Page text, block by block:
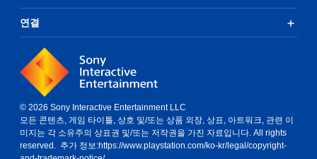
연결
© 2026 Sony Interactive Entertainment LLC
모든 콘텐츠, 게임 타이틀, 상호 및/또는 상품 외장, 상표, 아트워크, 관련 이
미지는 각 소유주의 상표권 및/또는 저작권을 가진 자료입니다. All rights
reserved. 추가 정보:https://www.playstation.com/ko-kr/legal/copyright-